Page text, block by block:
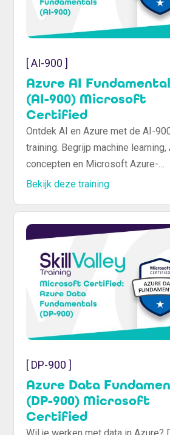
[ AI-900 ]
Azure AI
(AI-900) Microsoft
Certified
Ontdek AI en Azure met de AI-
training. Begrijp machine learning,
concepten en Microsoft Azure-
diensten. Start je AI-reis en behaal
Bekijk deze training
[ DP-900 ]
Azure Data
(DP-900) Microsoft
Certified
Wil je werken met data in Azure?